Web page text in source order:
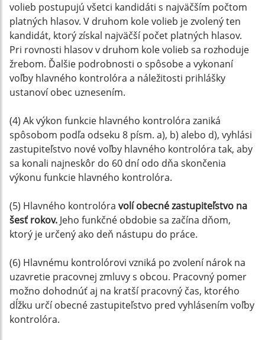
volieb postupujú všetci kandidáti s najväčším počtom
platných hlasov. V druhom kole volieb je zvolený ten
kandidát, ktorý získal najväčší počet platných hlasov.
Pri rovnosti hlasov v druhom kole volieb sa rozhoduje
žrebom. Ďalšie podrobnosti o spôsobe a vykonaní
voľby hlavného kontrolóra a náležitosti prihlášky
ustanoví obec uznesením.
(4) Ak výkon funkcie hlavného kontrolóra zaniká
spôsobom podľa odseku 8 písm. a), b) alebo d), vyhlási
zastupiteľstvo nové voľby hlavného kontrolóra tak, aby
sa konali najneskôr do 60 dní odo dňa skončenia
výkonu funkcie hlavného kontrolóra.
(5) Hlavného kontrolóra volí obecné zastupiteľstvo na
šesť rokov. Jeho funkčné obdobie sa začína dňom,
ktorý je určený ako deň nástupu do práce.
(6) Hlavnému kontrolórovi vzniká po zvolení nárok na
uzavretie pracovnej zmluvy s obcou. Pracovný pomer
možno dohodnúť aj na kratší pracovný čas, ktorého
dĺžku určí obecné zastupiteľstvo pred vyhlásením voľby
kontrolóra.